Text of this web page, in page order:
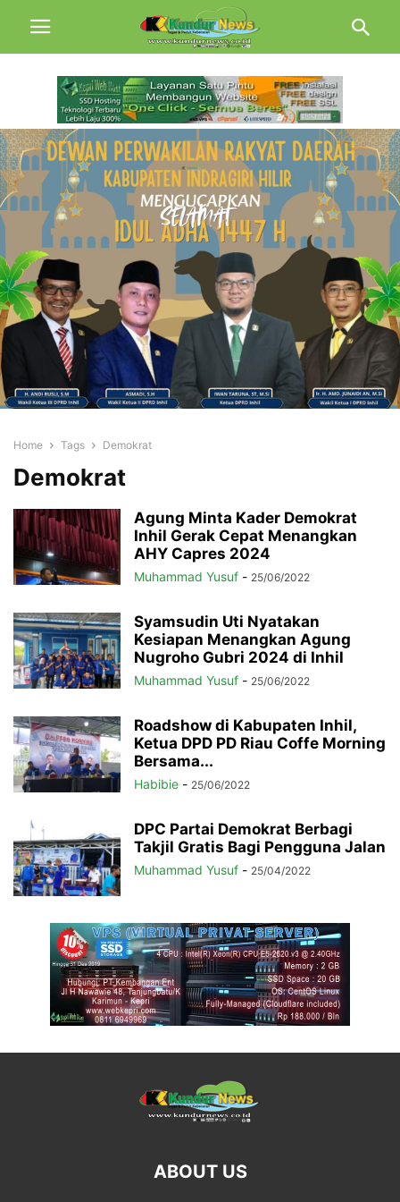
Home Tags Demokrat
Demokrat
Agung Minta Kader Demokrat
Inhil Gerak Cepat Menangkan
AHY Capres 2024
Muhammad Yusuf - 25/06/2022
Syamsudin Uti Nyatakan
Kesiapan Menangkan Agung
Nugroho Gubri 2024 di Inhil
Muhammad Yusuf - 25/06/2022
Roadshow di Kabupaten Inhil,
Ketua DPD PD Riau Coffe Morning
Bersama...
Habibie - 25/06/2022
DPC Partai Demokrat Berbagi
Takjil Gratis Bagi Pengguna Jalan
Muhammad Yusuf - 25/04/2022
ABOUT US